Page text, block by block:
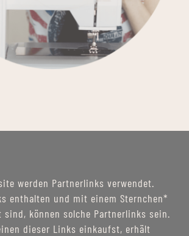
werden Partnerlinks verwendet.
enthalten und mit einem Sternchen*
sind, können solche Partnerlinks sein.
dieser Links einkaufst, erhält